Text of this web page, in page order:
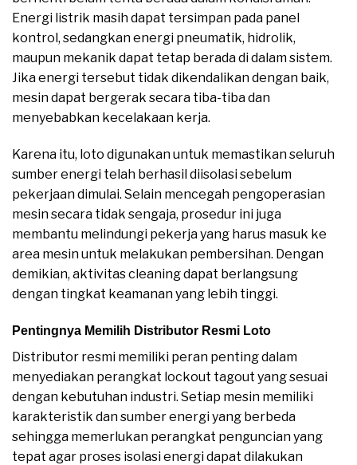
Energi listrik masih dapat tersimpan pada panel
kontrol, sedangkan energi pneumatik, hidrolik,
maupun mekanik dapat tetap berada di dalam sistem.
Jika energi tersebut tidak dikendalikan dengan baik,
mesin dapat bergerak secara tiba-tiba dan
menyebabkan kecelakaan kerja.
Karena itu, loto digunakan untuk memastikan seluruh
sumber energi telah berhasil diisolasi sebelum
pekerjaan dimulai. Selain mencegah pengoperasian
mesin secara tidak sengaja, prosedur ini juga
membantu melindungi pekerja yang harus masuk ke
area mesin untuk melakukan pembersihan. Dengan
demikian, aktivitas cleaning dapat berlangsung
dengan tingkat keamanan yang lebih tinggi.
Pentingnya Memilih Distributor Resmi Loto
Distributor resmi memiliki peran penting dalam
menyediakan perangkat lockout tagout yang sesuai
dengan kebutuhan industri. Setiap mesin memiliki
karakteristik dan sumber energi yang berbeda
sehingga memerlukan perangkat penguncian yang
tepat agar proses isolasi energi dapat dilakukan